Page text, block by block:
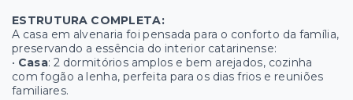
ESTRUTURA COMPLETA:
A casa em alvenaria foi pensada para o conforto da família,
preservando a essência do interior catarinense:
• Casa: 2 dormitórios amplos e bem arejados, cozinha
com fogão a lenha, perfeita para os dias frios e reuniões
familiares.